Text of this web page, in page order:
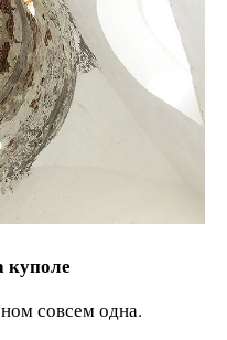
куполе
совсем одна.